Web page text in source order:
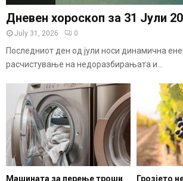
Дневен хороскоп за 31 Јули
July 31, 2026 0
Последниот ден од јули носи динамична
расчистување на недоразбирањата и...
Машината за перење троши
Грозјето